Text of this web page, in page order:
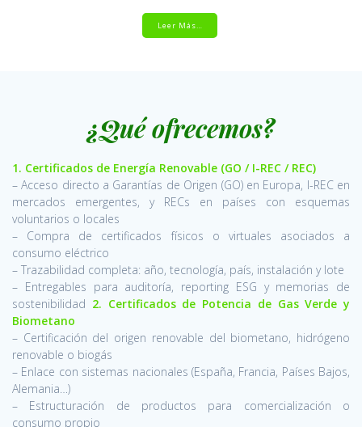
Leer Más…
¿Qué ofrecemos?
1. Certificados de Energía Renovable (GO / I-REC / REC)
– Acceso directo a Garantías de Origen (GO) en Europa, I-REC en
mercados emergentes, y RECs en países con esquemas
voluntarios o locales
– Compra de certificados físicos o virtuales asociados a
consumo eléctrico
– Trazabilidad completa: año, tecnología, país, instalación y lote
– Entregables para auditoría, reporting ESG y memorias de
sostenibilidad 2. Certificados de Potencia de Gas Verde y
Biometano
– Certificación del origen renovable del biometano, hidrógeno
renovable o biogás
– Enlace con sistemas nacionales (España, Francia, Países Bajos,
Alemania…)
– Estructuración de productos para comercialización o
consumo propio